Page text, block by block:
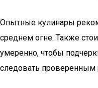
Опытные кулинары
среднем огне. Также
умеренно, чтобы
следовать проверенным